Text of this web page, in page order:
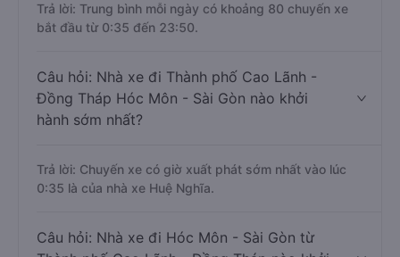
Trả lời: Trung bình mỗi ngày có khoảng 80 chuyến xe
bắt đầu từ 0:35 đến 23:50.
Câu hỏi: Nhà xe đi Thành phố Cao Lãnh -
Đồng Tháp Hóc Môn - Sài Gòn nào khởi
hành sớm nhất?
Trả lời: Chuyến xe có giờ xuất phát sớm nhất vào lúc
0:35 là của nhà xe Huệ Nghĩa.
Câu hỏi: Nhà xe đi Hóc Môn - Sài Gòn từ